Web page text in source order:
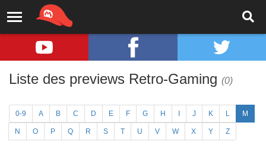
Liste des previews Retro-Gaming (0)
0-9 A B C D E F G H J K L M
N O P Q R S T U V W X Y Z